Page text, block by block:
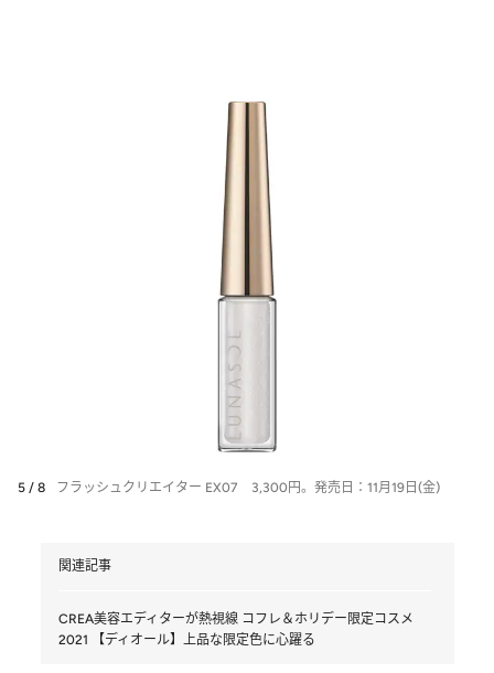
5 / 8 フラッシュクリエイター EX07 3,300円。発売日：11月19日(金)
関連記事
CREA美容エディターが熱視線 コフレ＆ホリデー限定コスメ
2021 【ディオール】上品な限定色に心躍る